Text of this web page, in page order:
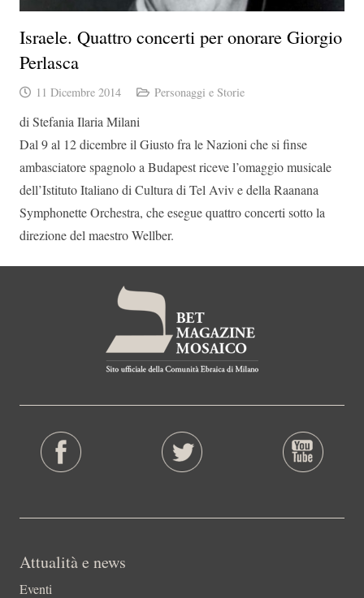
Israele. Quattro concerti per onorare Giorgio
Perlasca
11 Dicembre 2014 Personaggi e Storie
di Stefania Ilaria Milani
Dal 9 al 12 dicembre il Giusto fra le Nazioni che si finse
ambasciatore spagnolo a Budapest riceve l’omaggio musicale
dell’Istituto Italiano di Cultura di Tel Aviv e della Raanana
Symphonette Orchestra, che esegue quattro concerti sotto la
direzione del maestro Wellber.
Attualità e news
Eventi